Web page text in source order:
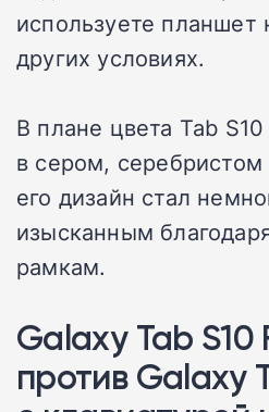
используете планшет
других условиях.
В плане цвета Tab
в сером,
его дизайн стал
изысканным
рамкам.
Galaxy Tab S10
против Galaxy